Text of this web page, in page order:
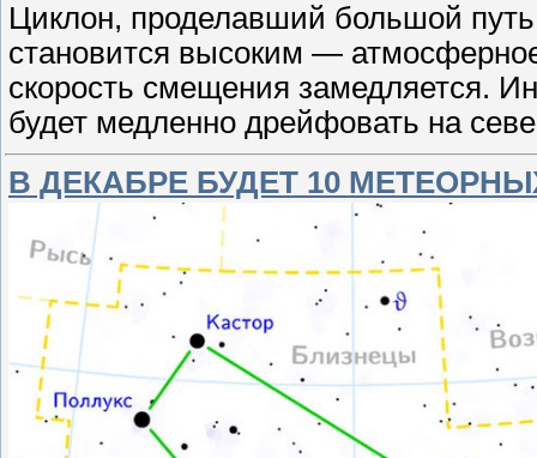
Циклон, проделавший большой
становится высоким —
скорость смещения замедляется.
будет медленно дрейфовать на
В ДЕКАБРЕ БУДЕТ 10